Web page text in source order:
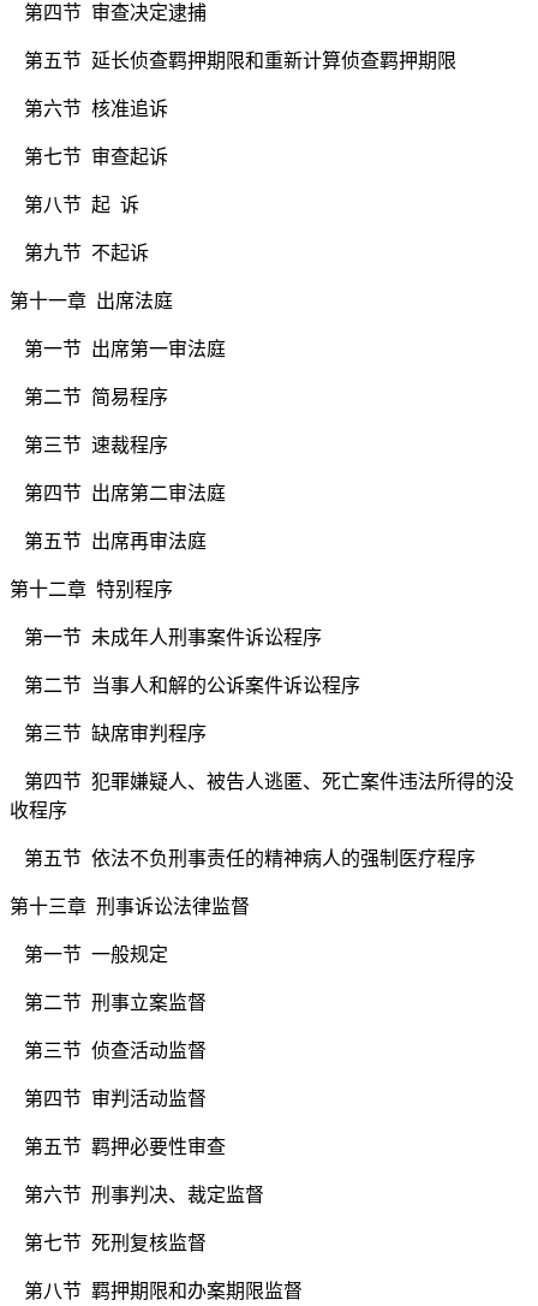
第四节 审查决定逮捕
第五节 延长侦查羁押期限和重新计算侦查羁押期限
第六节 核准追诉
第七节 审查起诉
第八节 起 诉
第九节 不起诉
第十一章 出席法庭
第一节 出席第一审法庭
第二节 简易程序
第三节 速裁程序
第四节 出席第二审法庭
第五节 出席再审法庭
第十二章 特别程序
第一节 未成年人刑事案件诉讼程序
第二节 当事人和解的公诉案件诉讼程序
第三节 缺席审判程序
第四节 犯罪嫌疑人、被告人逃匿、死亡案件违法所得的没
收程序
第五节 依法不负刑事责任的精神病人的强制医疗程序
第十三章 刑事诉讼法律监督
第一节 一般规定
第二节 刑事立案监督
第三节 侦查活动监督
第四节 审判活动监督
第五节 羁押必要性审查
第六节 刑事判决、裁定监督
第七节 死刑复核监督
第八节 羁押期限和办案期限监督